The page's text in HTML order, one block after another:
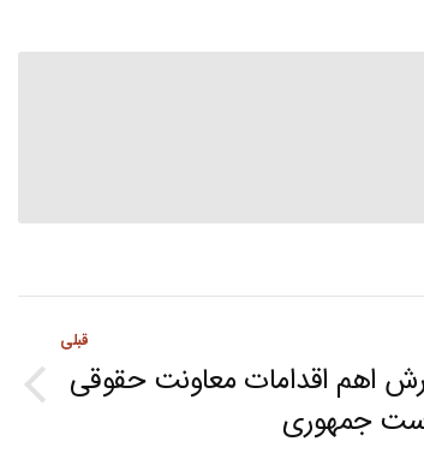
قبلی
Previous
اهم اقدامات معاونت حقوقی
جمهوری